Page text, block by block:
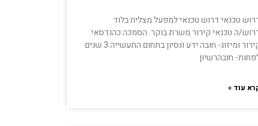
טכנאי דרוש טכנאי למפעל מצליח בלוד
ה טכנאי קירור משרת בוקר. הסמכה כהנדסאי
קירור ומיזוג- חובה ידע ונסיון בתחום התעשייה 3 שנים
חובהרשיון
עוד »